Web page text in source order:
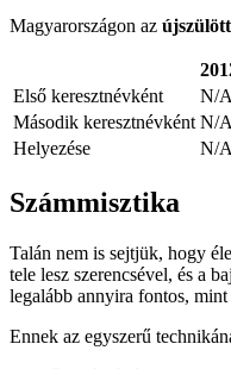
Magyarországon az
Első keresztnévként
N/A
Második keresztnévként N/A
Helyezése
N/A
Számmisztika
Talán nem is sejtjük, hogy
tele lesz szerencsével, és a
legalább annyira fontos,
Ennek az egyszerű